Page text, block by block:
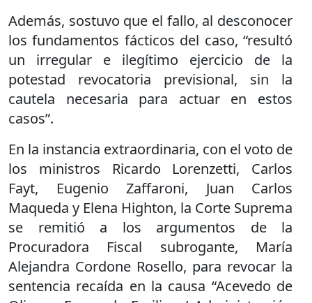
Además, sostuvo que el fallo, al desconocer
los fundamentos fácticos del caso, “resultó
un irregular e ilegítimo ejercicio de la
potestad revocatoria previsional, sin la
cautela necesaria para actuar en estos
casos”.
En la instancia extraordinaria, con el voto de
los ministros Ricardo Lorenzetti, Carlos
Fayt, Eugenio Zaffaroni, Juan Carlos
Maqueda y Elena Highton, la Corte Suprema
se remitió a los argumentos de la
Procuradora Fiscal subrogante, María
Alejandra Cordone Rosello, para revocar la
sentencia recaída en la causa “Acevedo de